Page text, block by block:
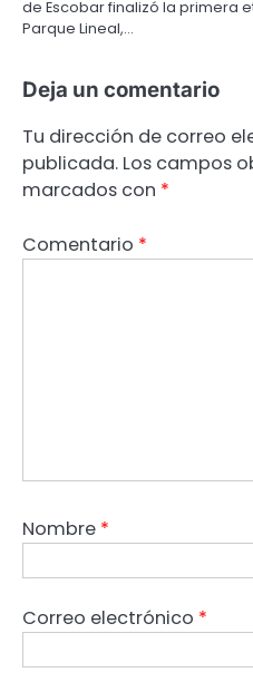
de Escobar finalizó la primera
Parque Lineal,…
Deja un comentario
Tu dirección de correo
publicada. Los campos
marcados con *
Comentario *
Nombre *
Correo electrónico *